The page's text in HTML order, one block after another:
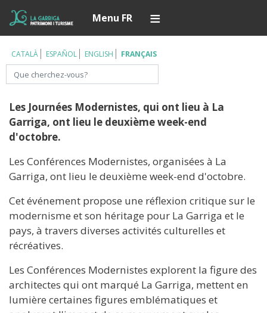
contenu
principal
Menu FR
CATALÀ ESPAÑOL ENGLISH FRANÇAIS
Rechercher
Les Journées Modernistes, qui ont lieu à La
Garriga, ont lieu le deuxième week-end
d'octobre.
Les Conférences Modernistes, organisées à La
Garriga, ont lieu le deuxième week-end d'octobre.
Cet événement propose une réflexion critique sur le
modernisme et son héritage pour La Garriga et le
pays, à travers diverses activités culturelles et
récréatives.
Les Conférences Modernistes explorent la figure des
architectes qui ont marqué La Garriga, mettent en
lumière certaines figures emblématiques et